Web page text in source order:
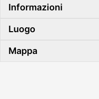
Informazioni
Luogo
Mappa